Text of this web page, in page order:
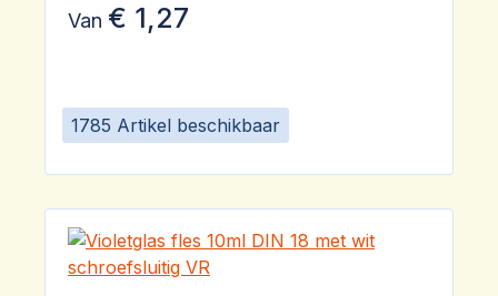
1785 Artikel beschikbaar
Van € 1,27